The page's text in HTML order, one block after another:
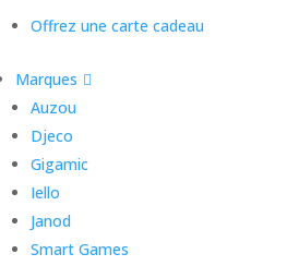
Offrez une carte cadeau
Marques
Auzou
Djeco
Gigamic
Iello
Janod
Smart Games